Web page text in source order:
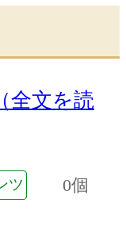
（全文を読
ツ 0個